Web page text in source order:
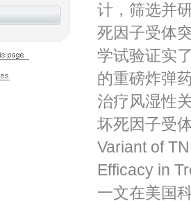
计，筛选并
死因子受体
学试验证实
的重磅炸弹
治疗风湿性
坏死因子受
Variant of
Efficacy in
一文在美国